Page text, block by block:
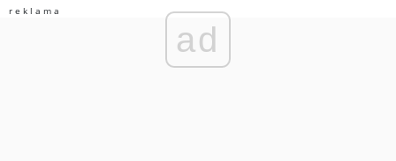
ad